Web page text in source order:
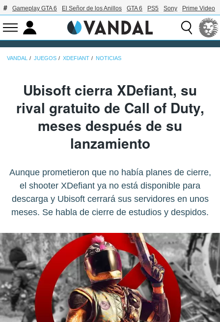
Gameplay GTA 6 El Señor de los Anillos GTA 6 PS5 Sony Prime Video
VANDAL JUEGOS XDEFIANT NOTICIAS
Ubisoft cierra XDefiant, su
rival gratuito de Call of Duty,
meses después de su
lanzamiento
Aunque prometieron que no había planes de cierre,
el shooter XDefiant ya no está disponible para
descarga y Ubisoft cerrará sus servidores en unos
meses. Se habla de cierre de estudios y despidos.